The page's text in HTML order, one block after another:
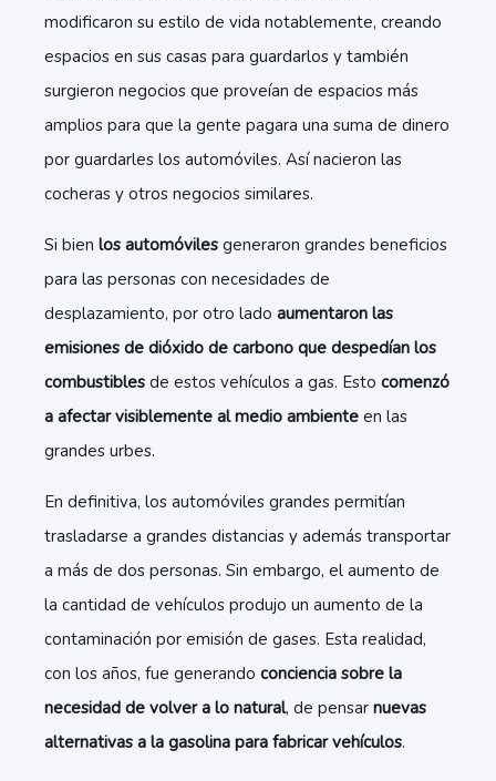
modificaron su estilo de vida notablemente, creando
espacios en sus casas para guardarlos y también
surgieron negocios que proveían de espacios más
amplios para que la gente pagara una suma de dinero
por guardarles los automóviles. Así nacieron las
cocheras y otros negocios similares.
Si bien los automóviles generaron grandes beneficios
para las personas con necesidades de
desplazamiento, por otro lado aumentaron las
emisiones de dióxido de carbono que despedían los
combustibles de estos vehículos a gas. Esto comenzó
a afectar visiblemente al medio ambiente en las
grandes urbes.
En definitiva, los automóviles grandes permitían
trasladarse a grandes distancias y además transportar
a más de dos personas. Sin embargo, el aumento de
la cantidad de vehículos produjo un aumento de la
contaminación por emisión de gases. Esta realidad,
con los años, fue generando conciencia sobre la
necesidad de volver a lo natural, de pensar nuevas
alternativas a la gasolina para fabricar vehículos.